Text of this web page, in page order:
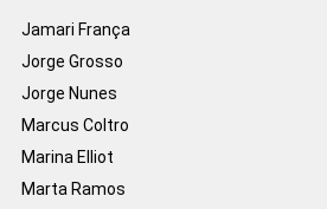
Jamari França
Jorge Grosso
Jorge Nunes
Marcus Coltro
Marina Elliot
Marta Ramos